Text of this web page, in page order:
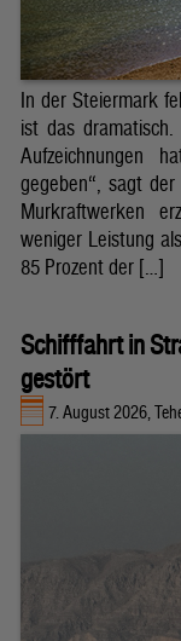
In der Steiermark
ist das
Aufzeichnungen
gegeben“, sagt
Murkraftwerken
weniger Leistung
85 Prozent der […]
Schifffahrt in
gestört
7. August 2026,